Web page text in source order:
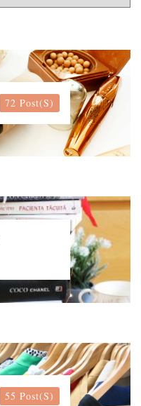
72 Post(s)
55 Post(s)